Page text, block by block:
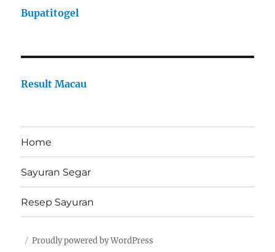
Bupatitogel
Result Macau
Home
Sayuran Segar
Resep Sayuran
Proudly powered by WordPress